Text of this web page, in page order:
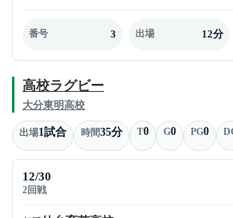
番号 3 出場 12分
高校ラグビー
大分東明高校
出場1試合 時間35分 T0 G0 PG0
12/30
2回戦